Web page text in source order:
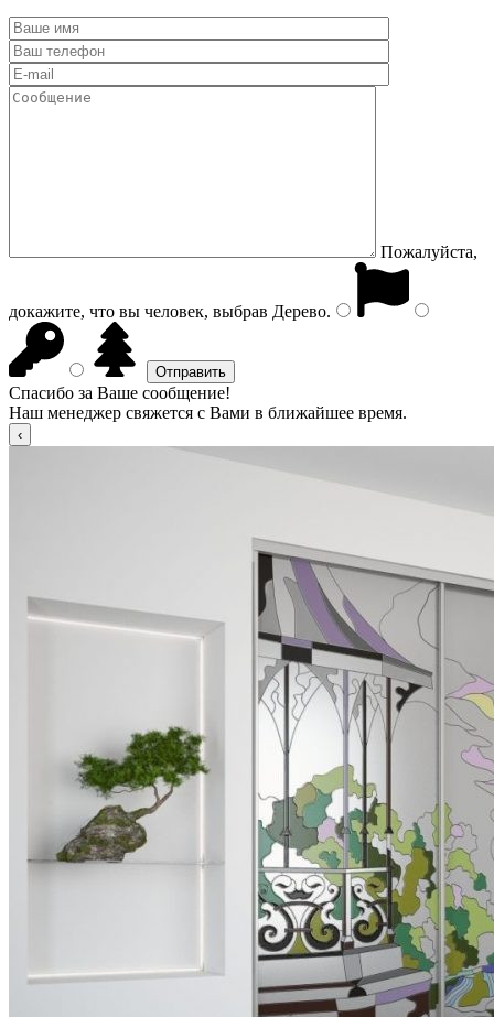
Пожалуйста,
докажите, что вы человек, выбрав Дерево.
Спасибо за Ваше сообщение!
Наш менеджер свяжется с Вами в ближайшее время.